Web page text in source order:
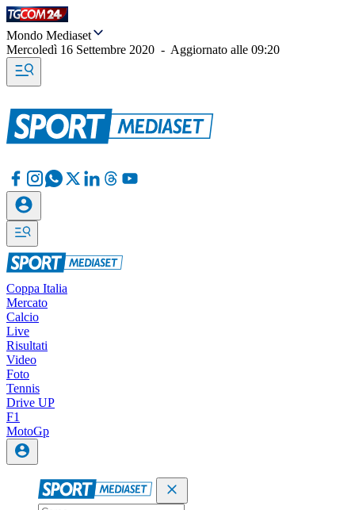
Mondo Mediaset
Mercoledì 16 Settembre 2020 - Aggiornato alle 09:20
Coppa Italia
Mercato
Calcio
Live
Risultati
Video
Foto
Tennis
Drive UP
F1
MotoGp